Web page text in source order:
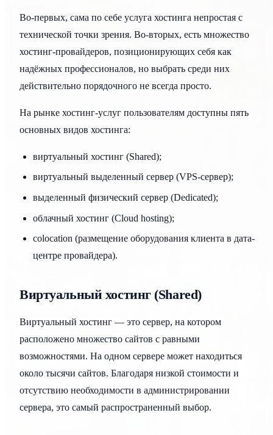
Во-первых, сама по себе услуга хостинга непростая с
технической точки зрения. Во-вторых, есть множество
хостинг-провайдеров, позиционирующих себя как
надёжных профессионалов, но выбрать среди них
действительно порядочного не всегда просто.
На рынке хостинг-услуг пользователям доступны пять
основных видов хостинга:
виртуальный хостинг (Shared);
виртуальный выделенный сервер (VPS-сервер);
выделенный физический сервер (Dedicated);
облачный хостинг (Cloud hosting);
colocation (размещение оборудования клиента в дата-
центре провайдера).
Виртуальный хостинг (Shared)
Виртуальный хостинг — это сервер, на котором
расположено множество сайтов с равными
возможностями. На одном сервере может находиться
около тысячи сайтов. Благодаря низкой стоимости и
отсутствию необходимости в администрировании
сервера, это самый распространенный выбор.